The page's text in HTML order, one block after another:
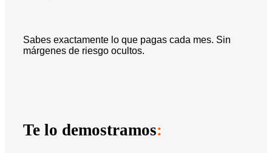
Sabes exactamente lo que pagas cada mes. Sin
márgenes de riesgo ocultos.
Te lo demostramos: